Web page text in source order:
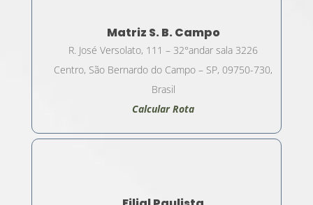
Matriz S. B. Campo
R. José Versolato, 111 – 32°andar sala 3226
Centro, São Bernardo do Campo – SP, 09750-730,
Brasil
Calcular Rota